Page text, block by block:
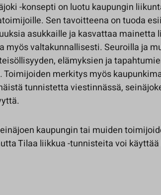
-konsepti on luotu kaupungin
Sen tavoitteena on tuoda
asukkaille ja kasvattaa mainetta
myös valtakunnallisesti. Seuroilla ja
elämyksien ja
Toimijoiden merkitys myös
tunnistetta viestinnässä,
kaupungin tai muiden
Tilaa liikkua -tunnisteita voi